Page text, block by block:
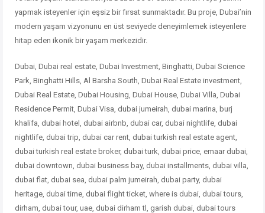
yapmak isteyenler için eşsiz bir fırsat sunmaktadır. Bu proje, Dubai’nin
modern yaşam vizyonunu en üst seviyede deneyimlemek isteyenlere
hitap eden ikonik bir yaşam merkezidir.
Dubai, Dubai real estate, Dubai Investment, Binghatti, Dubai Science
Park, Binghatti Hills, Al Barsha South, Dubai Real Estate investment,
Dubai Real Estate, Dubai Housing, Dubai House, Dubai Villa, Dubai
Residence Permit, Dubai Visa, dubai jumeirah, dubai marina, burj
khalifa, dubai hotel, dubai airbnb, dubai car, dubai nightlife, dubai
nightlife, dubai trip, dubai car rent, dubai turkish real estate agent,
dubai turkish real estate broker, dubai turk, dubai price, emaar dubai,
dubai downtown, dubai business bay, dubai installments, dubai villa,
dubai flat, dubai sea, dubai palm jumeirah, dubai party, dubai
heritage, dubai time, dubai flight ticket, where is dubai, dubai tours,
dirham, dubai tour, uae, dubai dirham tl, garish dubai, dubai tours